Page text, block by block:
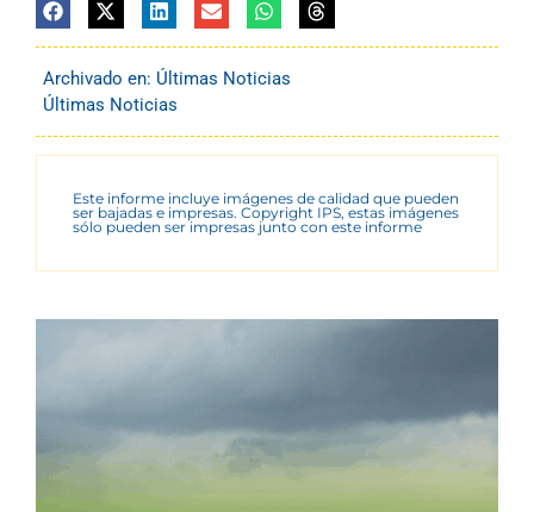
Archivado en: Últimas Noticias
Últimas Noticias
Este informe incluye imágenes de calidad que pueden
ser bajadas e impresas. Copyright IPS, estas imágenes
sólo pueden ser impresas junto con este informe